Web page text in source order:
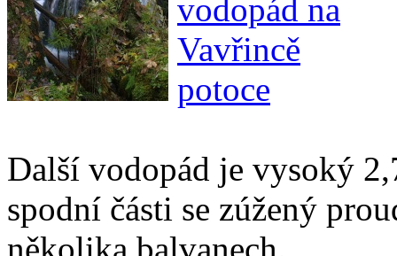
Další vodopád je vysoký
spodní části se zúžený